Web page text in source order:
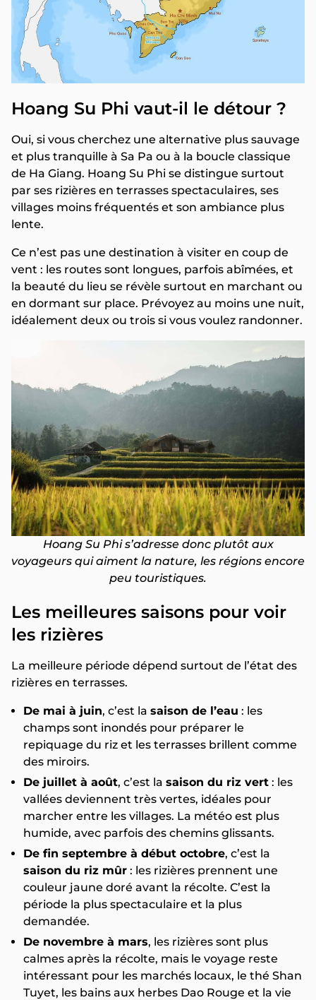
Hoang Su Phi vaut-il le détour ?
Oui, si vous cherchez une alternative plus sauvage
et plus tranquille à Sa Pa ou à la boucle classique
de Ha Giang. Hoang Su Phi se distingue surtout
par ses rizières en terrasses spectaculaires, ses
villages moins fréquentés et son ambiance plus
lente.
Ce n’est pas une destination à visiter en coup de
vent : les routes sont longues, parfois abîmées, et
la beauté du lieu se révèle surtout en marchant ou
en dormant sur place. Prévoyez au moins une nuit,
idéalement deux ou trois si vous voulez randonner.
Hoang Su Phi s’adresse donc plutôt aux
voyageurs qui aiment la nature, les régions encore
peu touristiques.
Les meilleures saisons pour voir
les rizières
La meilleure période dépend surtout de l’état des
rizières en terrasses.
De mai à juin, c’est la saison de l’eau : les
champs sont inondés pour préparer le
repiquage du riz et les terrasses brillent comme
des miroirs.
De juillet à août, c’est la saison du riz vert : les
vallées deviennent très vertes, idéales pour
marcher entre les villages. La météo est plus
humide, avec parfois des chemins glissants.
De fin septembre à début octobre, c’est la
saison du riz mûr : les rizières prennent une
couleur jaune doré avant la récolte. C’est la
période la plus spectaculaire et la plus
demandée.
De novembre à mars, les rizières sont plus
calmes après la récolte, mais le voyage reste
intéressant pour les marchés locaux, le thé Shan
Tuyet, les bains aux herbes Dao Rouge et la vie